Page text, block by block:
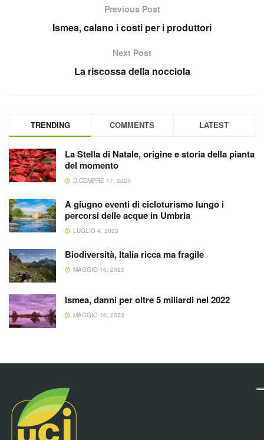
Previous Post
Ismea, calano i costi per i produttori
Next Post
La riscossa della nocciola
TRENDING COMMENTS LATEST
La Stella di Natale, origine e storia della pianta
del momento
DICEMBRE 17, 2025
A giugno eventi di cicloturismo lungo i
percorsi delle acque in Umbria
LUGLIO 4, 2023
Biodiversità, Italia ricca ma fragile
MAGGIO 16, 2023
Ismea, danni per oltre 5 miliardi nel 2022
MAGGIO 16, 2023